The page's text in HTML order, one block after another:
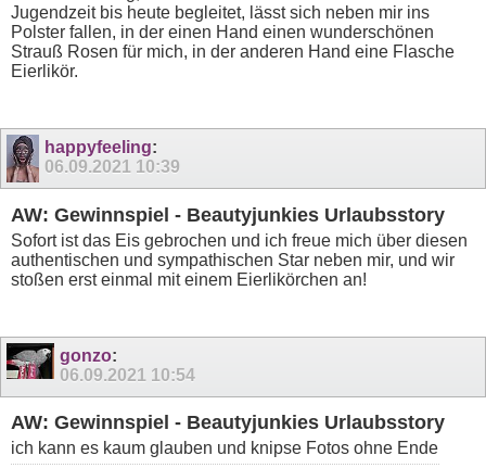
Jugendzeit bis heute begleitet, lässt sich neben mir ins
Polster fallen, in der einen Hand einen wunderschönen
Strauß Rosen für mich, in der anderen Hand eine Flasche
Eierlikör.
happyfeeling:
06.09.2021 10:39
AW: Gewinnspiel - Beautyjunkies Urlaubsstory
Sofort ist das Eis gebrochen und ich freue mich über diesen
authentischen und sympathischen Star neben mir, und wir
stoßen erst einmal mit einem Eierlikörchen an!
gonzo:
06.09.2021 10:54
AW: Gewinnspiel - Beautyjunkies Urlaubsstory
ich kann es kaum glauben und knipse Fotos ohne Ende